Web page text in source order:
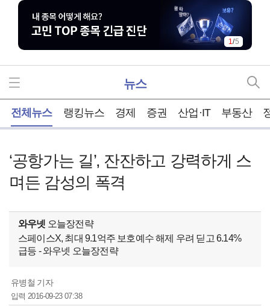
1/5
뉴스
전체뉴스 랭킹뉴스 경제 증권 산업·IT 부동산
‘공항가는 길’, 잔잔하고 강력하게 스
며든 감성의 폭격
와우넷 오늘장전략
스페이스X, 최대 9.1억주 보호예수 해제 우려 딛고 6.14%
급등 - 와우넷 오늘장전략
유병철 기자
입력2016-09-23 07:38